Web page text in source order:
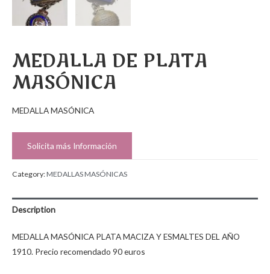
MEDALLA DE PLATA
MASÓNICA
MEDALLA MASÓNICA
Solicita más Información
Category:MEDALLAS MASÓNICAS
Description
MEDALLA MASÓNICA PLATA MACIZA Y ESMALTES DEL AÑO
1910. Precio recomendado 90 euros